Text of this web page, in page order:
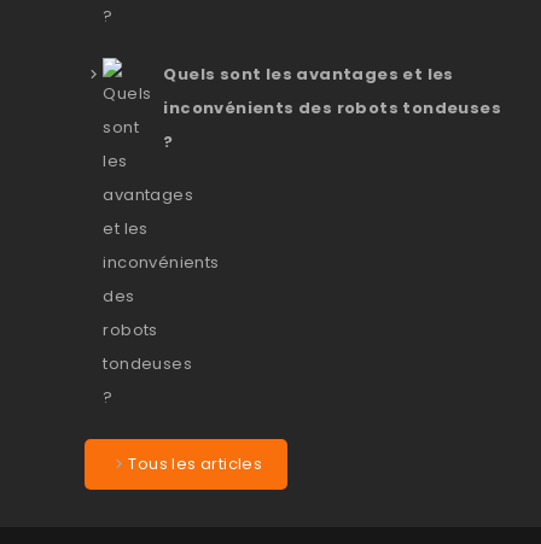
Quels sont les avantages et les
inconvénients des robots tondeuses
?
Tous les articles